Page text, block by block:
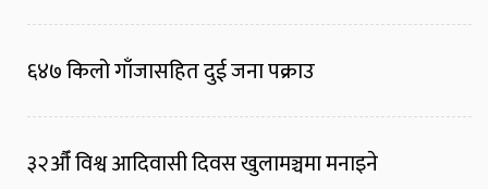
६४७ किलो गाँजासहित दुई जना पक्राउ
३२औँ विश्व आदिवासी दिवस खुलामञ्चमा मनाइने